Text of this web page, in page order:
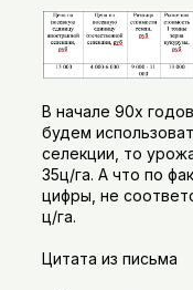
В начале 90х
будем
селекции, то
35ц/га. А что по
цифры, не
ц/га.
Цитата из письма